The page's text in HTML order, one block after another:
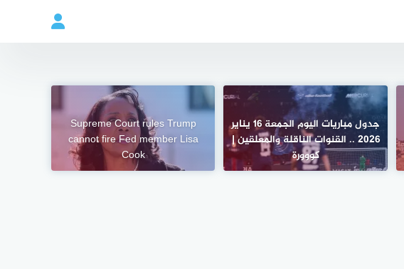
جدول مباريات اليوم الجمعة 16 يناير
2026 .. القنوات الناقلة والمعلقين |
كووورة
Supreme Court rules Trump
cannot fire Fed member Lisa
Cook